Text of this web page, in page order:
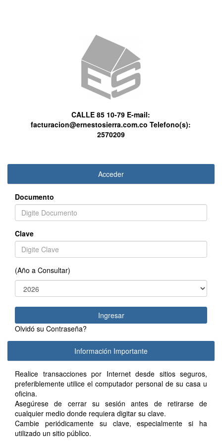
CALLE 85 10-79 E-mail:
facturacion@ernestosierra.com.co Telefono(s):
2570209
Acceder
Documento
Clave
(Año a Consultar)
Ingresar
Olvidó su Contraseña?
Información Importante
Realice transacciones por Internet desde sitios seguros,
preferiblemente utilice el computador personal de su casa u
oficina.
Asegúrese de cerrar su sesión antes de retirarse de
cualquier medio donde requiera digitar su clave.
Cambie periódicamente su clave, especialmente si ha
utilizado un sitio público.